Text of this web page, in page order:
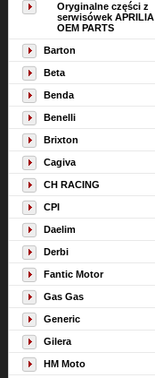
Oryginalne części z
serwisówek APRILIA
OEM PARTS
Barton
Beta
Benda
Benelli
Brixton
Cagiva
CH RACING
CPI
Daelim
Derbi
Fantic Motor
Gas Gas
Generic
Gilera
HM Moto